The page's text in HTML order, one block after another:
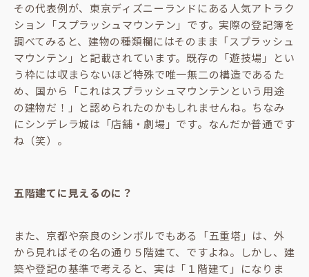
その代表例が、東京ディズニーランドにある人気アトラク
ション「スプラッシュマウンテン」です。実際の登記簿を
調べてみると、建物の種類欄にはそのまま「スプラッシュ
マウンテン」と記載されています。既存の「遊技場」とい
う枠には収まらないほど特殊で唯一無二の構造であるた
め、国から「これはスプラッシュマウンテンという用途
の建物だ！」と認められたのかもしれませんね。ちなみ
にシンデレラ城は「店舗・劇場」です。なんだか普通です
ね（笑）。
五階建てに見えるのに？
また、京都や奈良のシンボルでもある「五重塔」は、外
から見ればその名の通り５階建て、ですよね。しかし、建
築や登記の基準で考えると、実は「１階建て」になりま